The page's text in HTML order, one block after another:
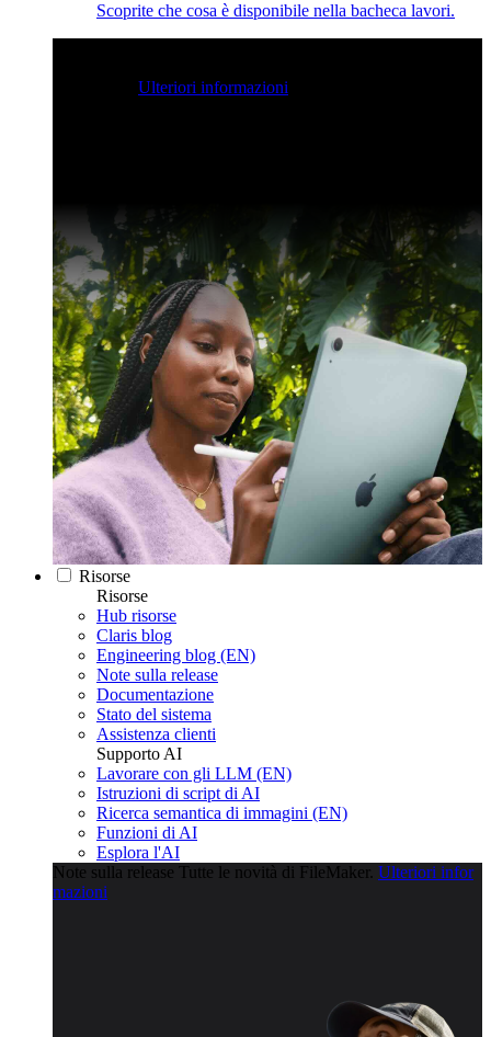
Scoprite che cosa è disponibile nella bacheca lavori.
Ulteriori informazioni
Risorse
Risorse
Hub risorse
Claris blog
Engineering blog (EN)
Note sulla release
Documentazione
Stato del sistema
Assistenza clienti
Supporto AI
Lavorare con gli LLM (EN)
Istruzioni di script di AI
Ricerca semantica di immagini (EN)
Funzioni di AI
Esplora l'AI
Note sulla release Tutte le novità di FileMaker. Ulteriori infor
mazioni